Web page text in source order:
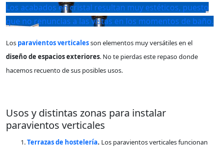
Los acabados en cristal resultan muy estéticos, puesto
que no renuncias a las vistas en los momentos de baño.
Los paravientos verticalesson elementos muy versátiles en el
diseño de espacios exteriores. No te pierdas este repaso donde
hacemos recuento de sus posibles usos.
Usos y distintas zonas para instalar
paravientos verticales
1.Terrazas de hostelería. Los paravientos verticales funcionan